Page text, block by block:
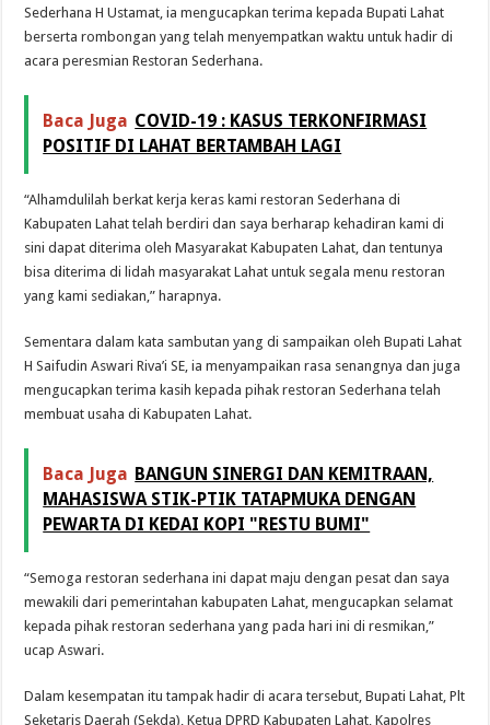
Sederhana H Ustamat, ia mengucapkan terima kepada Bupati Lahat
berserta rombongan yang telah menyempatkan waktu untuk hadir di
acara peresmian Restoran Sederhana.
Baca Juga COVID-19 : KASUS TERKONFIRMASI
POSITIF DI LAHAT BERTAMBAH LAGI
“Alhamdulilah berkat kerja keras kami restoran Sederhana di
Kabupaten Lahat telah berdiri dan saya berharap kehadiran kami di
sini dapat diterima oleh Masyarakat Kabupaten Lahat, dan tentunya
bisa diterima di lidah masyarakat Lahat untuk segala menu restoran
yang kami sediakan,” harapnya.
Sementara dalam kata sambutan yang di sampaikan oleh Bupati Lahat
H Saifudin Aswari Riva’i SE, ia menyampaikan rasa senangnya dan juga
mengucapkan terima kasih kepada pihak restoran Sederhana telah
membuat usaha di Kabupaten Lahat.
Baca Juga BANGUN SINERGI DAN KEMITRAAN,
MAHASISWA STIK-PTIK TATAPMUKA DENGAN
PEWARTA DI KEDAI KOPI "RESTU BUMI"
“Semoga restoran sederhana ini dapat maju dengan pesat dan saya
mewakili dari pemerintahan kabupaten Lahat, mengucapkan selamat
kepada pihak restoran sederhana yang pada hari ini di resmikan,”
ucap Aswari.
Dalam kesempatan itu tampak hadir di acara tersebut, Bupati Lahat, Plt
Seketaris Daerah (Sekda), Ketua DPRD Kabupaten Lahat, Kapolres